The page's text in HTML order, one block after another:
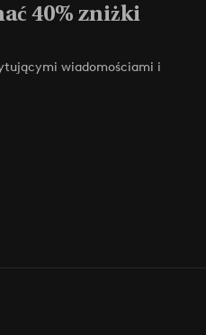
40% zniżki
wiadomościami i